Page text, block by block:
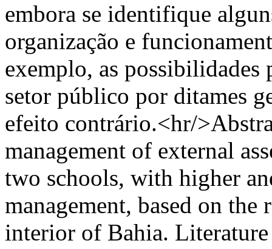
embora se identifique
organização e
exemplo, as possibilidades
setor público por ditames
efeito contrário.<hr/
management of external
two schools, with higher
management, based on
interior of Bahia.